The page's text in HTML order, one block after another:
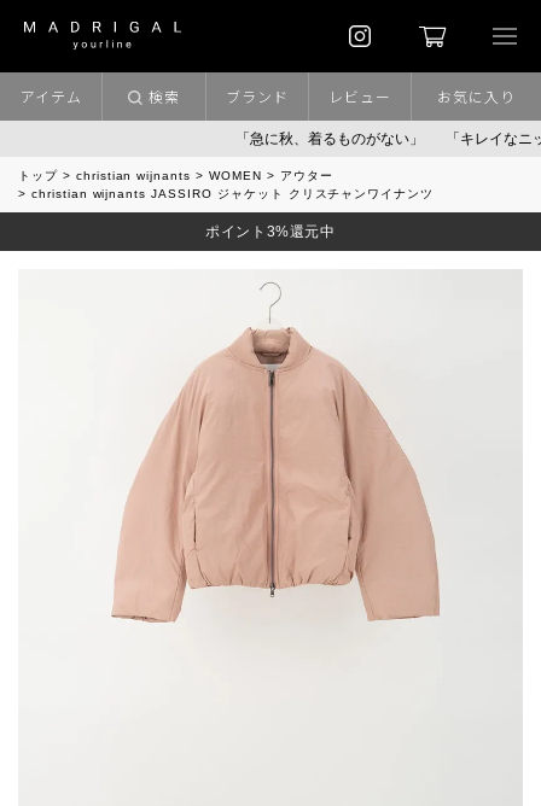
「急に秋、着るものがない」 「キレイなニット」
アイテム 検索 ブランド レビュー お気に入り
トップ christian wijnants WOMEN
アウター
christian wijnants JASSIRO ジャケット クリスチャンワイナンツ
ポイント3%還元中